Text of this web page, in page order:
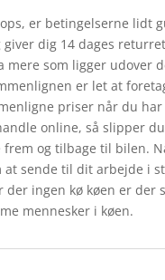
er betingelserne lidt
dig 14 dages
som ligger udover
er let at
priser når du
online, så slipper
frem og tilbage til bilen.
sende til dit arbejde i
ingen kø køen er der
mennesker i køen.